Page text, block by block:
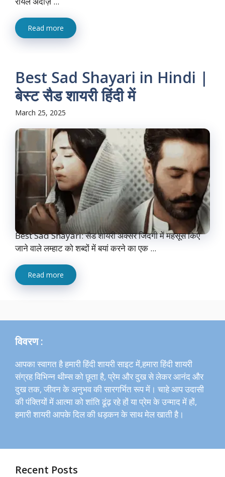
Read more
Best Sad Shayari in Hindi |
बेस्ट सैड शायरी हिंदी में
March 25, 2025
Best Sad Shayari: सैड शायरी अक्सर जिंदगी में महसूस किए
जाने वाले लम्हाट को शब्दों में बयां करने का एक ...
Read more
विवरण :
आपका स्वागत है हमारी हिंदी शायरी साइट में,हमारा हिंदी शायरी
संग्रह विभिन्न थीम्स को छूता है, प्रेम और दुख से लेकर आनंद और
दुख तक, जीवन के अनुभव की सारगर्भित रूप में। चाहे आप उदासी
की पंक्तियों में आत्मा को शांति ढूंढ़ रहे हों या प्रेम के उन्माद में हों,
हमारी शायरी आपके दिल की धड़कन के साथ मेल खाती है।
Recent Posts